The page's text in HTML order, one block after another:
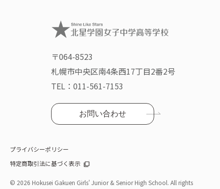
〒064-8523
札幌市中央区南4条西17丁目2番2号
TEL： 011-561-7153
お問い合わせ
プライバシーポリシー
特定商取引法に基づく表示
© 2026 Hokusei Gakuen Girls' Junior & Senior High School. All rights